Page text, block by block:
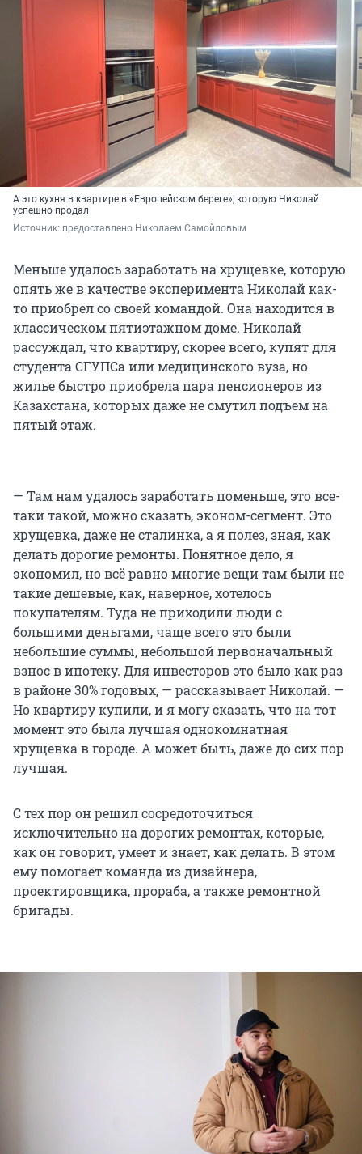
А это кухня в квартире в «Европейском береге», которую Николай
успешно продал
Источник: предоставлено Николаем Самойловым
Меньше удалось заработать на хрущевке, которую
опять же в качестве эксперимента Николай как-
то приобрел со своей командой. Она находится в
классическом пятиэтажном доме. Николай
рассуждал, что квартиру, скорее всего, купят для
студента СГУПСа или медицинского вуза, но
жилье быстро приобрела пара пенсионеров из
Казахстана, которых даже не смутил подъем на
пятый этаж.
— Там нам удалось заработать поменьше, это все-
таки такой, можно сказать, эконом-сегмент. Это
хрущевка, даже не сталинка, а я полез, зная, как
делать дорогие ремонты. Понятное дело, я
экономил, но всё равно многие вещи там были не
такие дешевые, как, наверное, хотелось
покупателям. Туда не приходили люди с
большими деньгами, чаще всего это были
небольшие суммы, небольшой первоначальный
взнос в ипотеку. Для инвесторов это было как раз
в районе 30% годовых, — рассказывает Николай. —
Но квартиру купили, и я могу сказать, что на тот
момент это была лучшая однокомнатная
хрущевка в городе. А может быть, даже до сих пор
лучшая.
С тех пор он решил сосредоточиться
исключительно на дорогих ремонтах, которые,
как он говорит, умеет и знает, как делать. В этом
ему помогает команда из дизайнера,
проектировщика, прораба, а также ремонтной
бригады.